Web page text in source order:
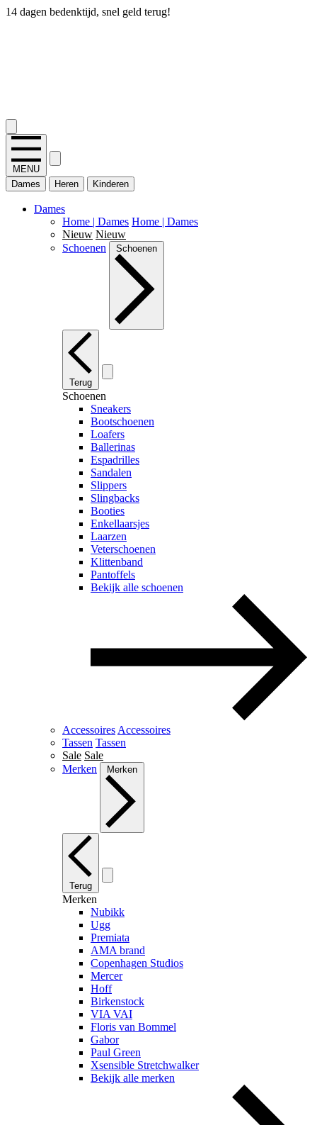
14 dagen bedenktijd, snel geld terug!
MENU
Dames
Heren Kinderen
Dames
Home | Dames Home | Dames
Nieuw Nieuw
Schoenen
Schoenen
Terug
Schoenen
Sneakers
Bootschoenen
Loafers
Ballerinas
Espadrilles
Sandalen
Slippers
Slingbacks
Booties
Enkellaarsjes
Laarzen
Veterschoenen
Klittenband
Pantoffels
Bekijk alle schoenen
Accessoires Accessoires
Tassen Tassen
Sale Sale
Merken
Merken
Terug
Merken
Nubikk
Ugg
Premiata
AMA brand
Copenhagen Studios
Mercer
Hoff
Birkenstock
VIA VAI
Floris van Bommel
Gabor
Paul Green
Xsensible Stretchwalker
Bekijk alle merken